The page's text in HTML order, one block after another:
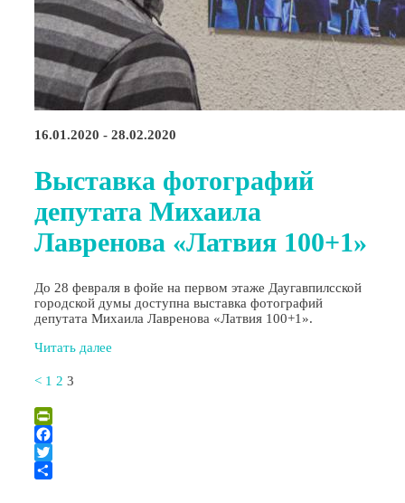
16.01.2020 - 28.02.2020
Выставка фотографий
депутата Михаила
Лавренова «Латвия 100+1»
До 28 февраля в фойе на первом этаже Даугавпилсской
городской думы доступна выставка фотографий
депутата Михаила Лавренова «Латвия 100+1».
Читать далее
< 1 2 3
PrintFriendly
Facebook
Twitter